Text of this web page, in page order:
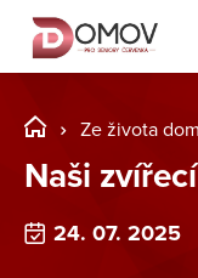
Ze života
Naši
24. 07. 2025